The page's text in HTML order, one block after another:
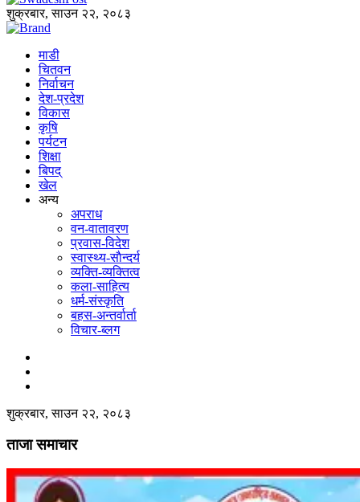
शुक्रबार, साउन २२, २०८३
माडी
चितवन
निर्वाचन
देश-प्रदेश
विकास
कृषि
पर्यटन
शिक्षा
बिपद्
खेल
अन्य
अपराध
वन-वातावरण
प्रवास-विदेश
स्वास्थ्य-साैन्दर्य
व्यक्ति-व्यक्तित्व
कला-साहित्य
धर्म-संस्कृति
बहस-अन्तर्वार्ता
विचार-ब्लग
शुक्रबार, साउन २२, २०८३
ताजा समाचार